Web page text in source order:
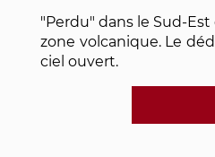
"Perdu" dans le Sud-
zone volcanique. Le
ciel ouvert.